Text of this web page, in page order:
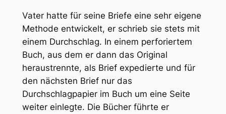
Vater hatte für seine Briefe eine sehr eigene
Methode entwickelt, er schrieb sie stets mit
einem Durchschlag. In einem perforiertem
Buch, aus dem er dann das Original
heraustrennte, als Brief expedierte und für
den nächsten Brief nur das
Durchschlagpapier im Buch um eine Seite
weiter einlegte. Die Bücher führte er